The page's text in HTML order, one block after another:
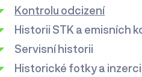
Kontrolu odcizení
Historii STK a emisních
Servisní historii
Historické fotky a